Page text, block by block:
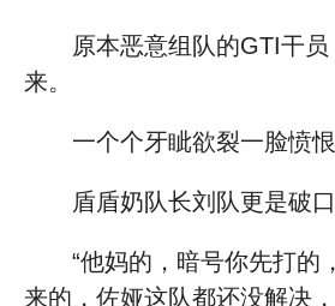
原本恶意组队的GTI干
来。
一个个牙眦欲裂一脸愤恨
盾盾奶队长刘队更是破口
“他妈的，暗号你先打的
来的，佐娅这队都还没解决